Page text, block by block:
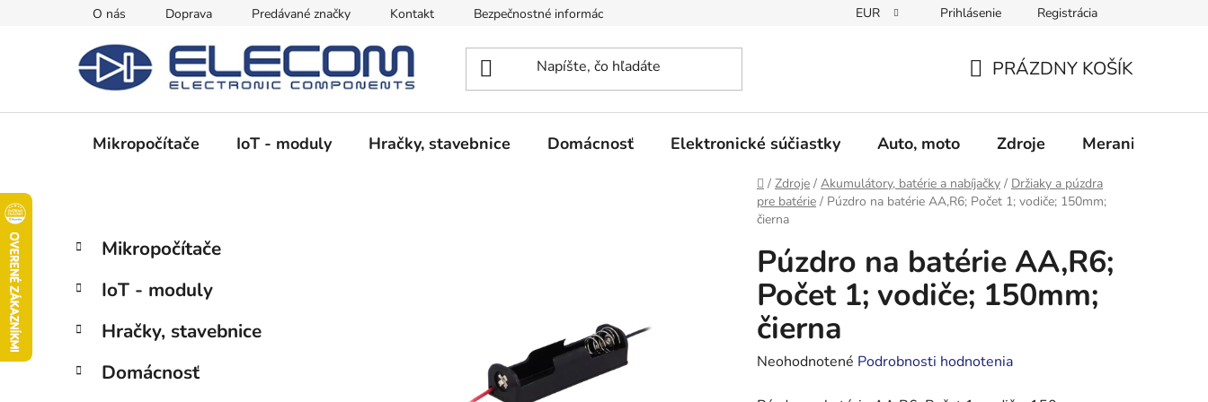
O nás Doprava Predávané značky Kontakt Bezpečnostné informácie Obchodné podmienky Podmienky ochrany osobných údajov
EUR Prihlásenie Registrácia
KOŠÍK
PRÁZDNY KOŠÍK
Mikropočítače IoT - moduly Hračky, stavebnice Domácnosť Elektronické súčiastky Auto, moto Zdroje Meranie -
Domov
/ Zdroje / Akumulátory, batérie a nabíjačky / Držiaky a púzdra
pre batérie / Púzdro na batérie AA,R6; Počet 1; vodiče; 150mm;
čierna
B
č
ý
a
Preskočiť
kategórie
K
a
e
ó
i
Mikropočítače
IoT - moduly
Hračky, stavebnice
Domácnosť
Púzdro na batérie AA,R6;
Počet 1; vodiče; 150mm;
čierna
Priemerné
Neohodnotené Podrobnosti hodnotenia